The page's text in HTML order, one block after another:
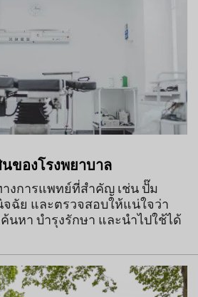
ของโรงพยาบาล
งการแพทย์ที่สำคัญ เช่น ปั๊ม
ฉัย และตรวจสอบให้แน่ใจว่า
นหา บำรุงรักษา และนำไปใช้ได้